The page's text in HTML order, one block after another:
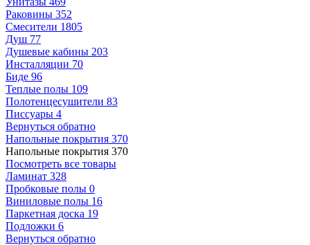
Раковины 352
Смесители 1805
Душ 77
Душевые кабины 203
Инсталляции 70
Биде 96
Теплые полы 109
Полотенцесушители 83
Писсуары 4
Вернуться обратно
Напольные покрытия 370
Напольные покрытия 370
Посмотреть все товары
Ламинат 328
Пробковые полы 0
Виниловые полы 16
Паркетная доска 19
Подложки 6
Вернуться обратно